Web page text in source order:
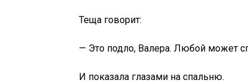
Теща говорит:
— Это подло, Валера. Любой может
И показала глазами на спальню.